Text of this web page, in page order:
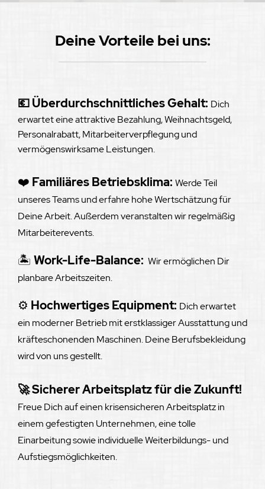
Deine Vorteile bei uns:
💶 Überdurchschnittliches Gehalt: Dich
erwartet eine attraktive Bezahlung,Weihnachtsgeld,
Personalrabatt,Mitarbeiterverpflegung und
vermögenswirksame Leistungen.
❤️ Familiäres Betriebsklima: Werde Teil
unseres Teams und erfahre hohe Wertschätzung für
Deine Arbeit. Außerdem veranstalten wir regelmäßig
Mitarbeiterevents.
🏝️ Work-Life-Balance: Wir ermöglichen Dir
planbare Arbeitszeiten.
⚙️ Hochwertiges Equipment: Dich erwartet
ein moderner Betrieb mit erstklassiger Ausstattung und
kräfteschonenden Maschinen. Deine Berufsbekleidung
wird von uns gestellt.
🚀 Sicherer Arbeitsplatz für die Zukunft!
Freue Dich auf einen krisensicheren Arbeitsplatz in
einem gefestigten Unternehmen, eine tolle
Einarbeitung sowie individuelleWeiterbildungs- und
Aufstiegsmöglichkeiten.